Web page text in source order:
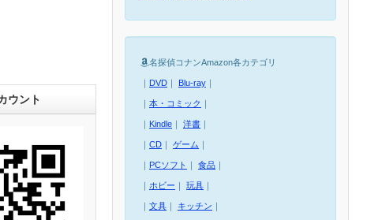
ウント
名探偵コナンAmazon各カテゴリ
｜ DVD ｜ Blu-ray ｜
｜ 本・コミック ｜
｜ Kindle ｜ 洋書 ｜
｜ CD ｜ ゲーム ｜
｜ PCソフト ｜ 食品 ｜
｜ ホビー ｜ 玩具 ｜
｜ 文具 ｜ キッチン ｜